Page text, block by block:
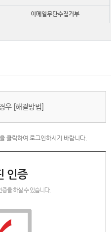
이메일무단수집거부
우 [해결방법]
클릭하여 로그인하시기 바랍니다.
인증
을 하실 수 있습니다.